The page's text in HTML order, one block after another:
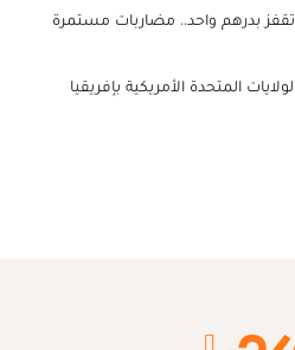
بدرهم واحد.. مضاربات مستمرة
المتحدة الأمريكية بإفريقيا